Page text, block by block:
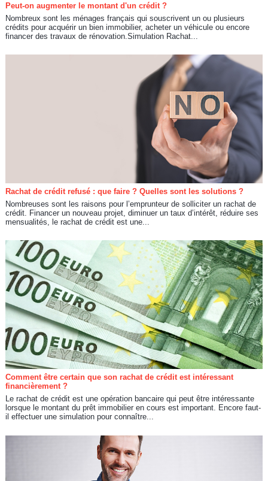
Peut-on augmenter le montant d'un crédit ?
Nombreux sont les ménages français qui souscrivent un ou plusieurs
crédits pour acquérir un bien immobilier, acheter un véhicule ou encore
financer des travaux de rénovation.Simulation Rachat...
Rachat de crédit refusé : que faire ? Quelles sont les solutions ?
Nombreuses sont les raisons pour l’emprunteur de solliciter un rachat de
crédit. Financer un nouveau projet, diminuer un taux d’intérêt, réduire ses
mensualités, le rachat de crédit est une...
Comment être certain que son rachat de crédit est intéressant
financièrement ?
Le rachat de crédit est une opération bancaire qui peut être intéressante
lorsque le montant du prêt immobilier en cours est important. Encore faut-
il effectuer une simulation pour connaître...